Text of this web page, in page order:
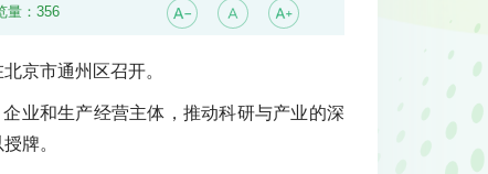
量：356
京市通州区召开。
业和生产经营主体，推动科研与产业的深
牌。